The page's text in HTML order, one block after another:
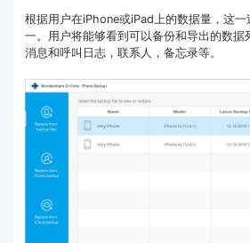
根据用户在iPhone或iPad上的数据量，这
一。用户将能够看到可以备份和导出的数据
消息和呼叫日志，联系人，备忘录等。